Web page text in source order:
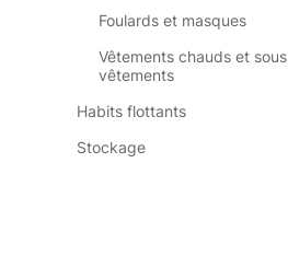
Foulards et masques
Vêtements chauds et sous
vêtements
Habits flottants
Stockage